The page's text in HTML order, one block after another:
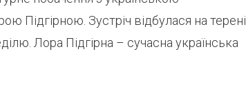
Підгірною. Зустріч відбулася на терені
Лора Підгірна – сучасна українська